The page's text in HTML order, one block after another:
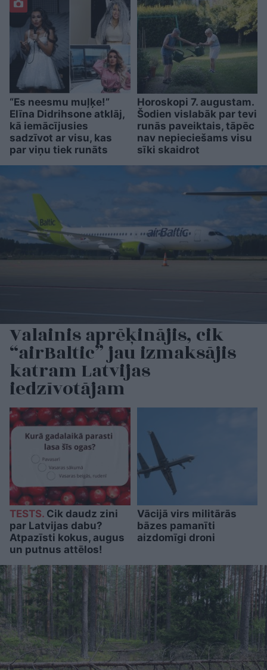
“Es neesmu muļķe!”
Elīna Didrihsone atklāj,
kā iemācījusies
sadzīvot ar visu, kas
par viņu tiek runāts
Horoskopi 7. augustam.
Šodien vislabāk par tevi
runās paveiktais, tāpēc
nav nepieciešams visu
sīki skaidrot
Valainis aprēķinājis, cik
“airBaltic” jau izmaksājis
katram Latvijas
iedzīvotājam
TESTS. Cik daudz zini
par Latvijas dabu?
Atpazīsti kokus, augus
un putnus attēlos!
Vācijā virs militārās
bāzes pamanīti
aizdomīgi droni